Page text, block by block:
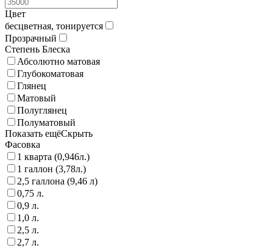
Цвет
бесцветная, тонируется
Прозрачный
Степень Блеска
Абсолютно матовая
Глубокоматовая
Глянец
Матовый
Полуглянец
Полуматовый
Показать ещёСкрыть
Фасовка
1 кварта (0,946л.)
1 галлон (3,78л.)
2,5 галлона (9,46 л)
0,75 л.
0,9 л.
1,0 л.
2,5 л.
2,7 л.